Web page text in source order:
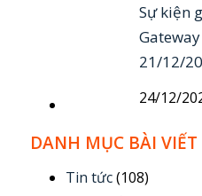
Sự kiện
21/12/
24/12/
DANH MỤC BÀI VIẾT
Tin tức(108)